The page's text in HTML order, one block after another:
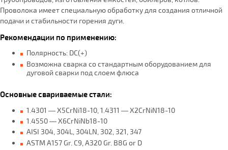
Проволока имеет специальную обработку для создания отличной
подачи и стабильности горения дуги.
Рекомендации по применению:
Полярность: DC(+)
Возможна сварка со стандартным оборудованием для
дуговой сварки под слоем флюса
Основные свариваемые cтали:
1.4301 — X5CrNi18-10, 1.4311 — X2CrNiN18-10
1.4550 — X6CrNiNb18-10
AISI 304, 304L, 304LN, 302, 321, 347
ASTM A157 Gr. C9, A320 Gr. B8G or D